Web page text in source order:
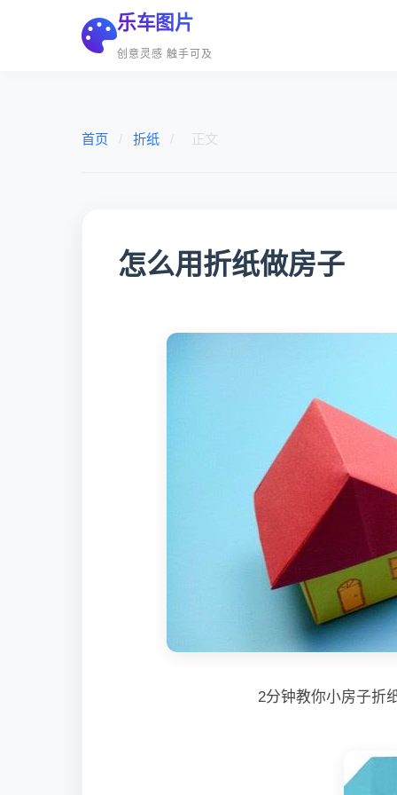
乐车图片
创意灵感 触手可及
首页 / 折纸 / 正文
怎么用折纸做房子
2分钟教你小房子折